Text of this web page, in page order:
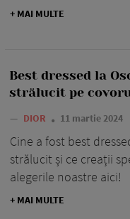
+ MAI MULTE
Best dressed la
strălucit pe
— DIOR 11 martie 2024
Cine a fost best
strălucit și ce creații
alegerile noastre aici!
+ MAI MULTE